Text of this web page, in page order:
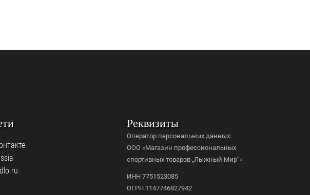
Реквизиты
Оператор персональных данных:
ООО «Магазин профессиональных
спортивных товаров „Лыжный Мир“»
ИНН 7751523085
ОГРН 1147746827942